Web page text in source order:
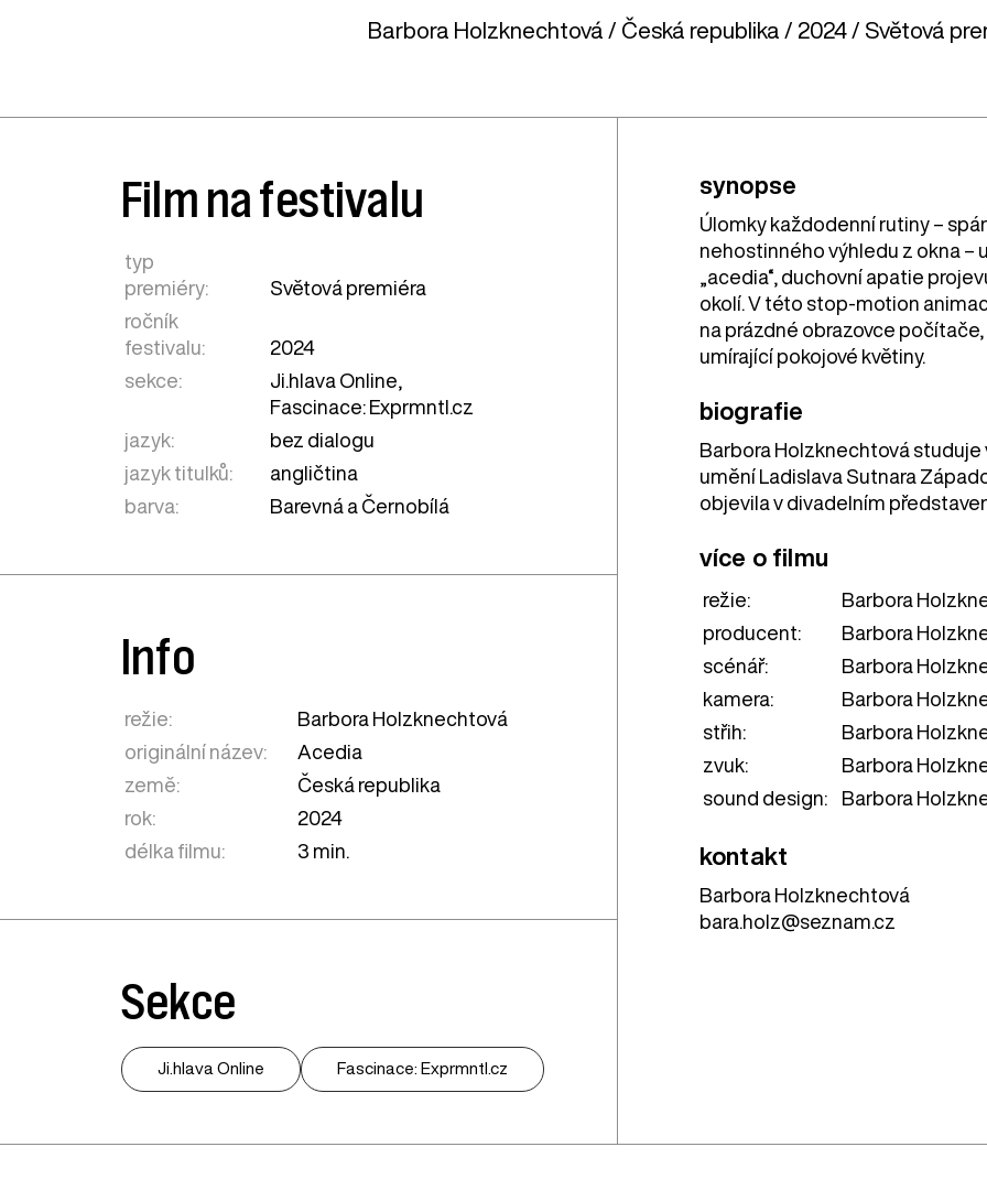
Barbora Holzknechtová / Česká republika / 2024 / Světová
synopse
Úlomky každodenní rutiny –
nehostinného výhledu z okna –
„acedia“, duchovní apatie
okolí. V této stop-motion
na prázdné obrazovce
umírající pokojové květiny.
biografie
Barbora Holzknechtová
umění Ladislava Sutnara
objevila v divadelním
více o filmu
režie:
Barbora
producent:
Barbora
scénář:
Barbora
kamera:
Barbora
střih:
Barbora
zvuk:
Barbora
sound design:
Barbora
kontakt
Barbora Holzknechtová
bara.holz@seznam.cz
Film na festivalu
typ
premiéry:
Světová premiéra
ročník
festivalu:
2024
sekce:
Ji.hlava Online
Fascinace: Exprmntl.cz
jazyk:
bez dialogu
jazyk titulků:
angličtina
barva:
Barevná a Černobílá
Info
režie:
Barbora Holzknechtová
originální název:
Acedia
země:
Česká republika
rok:
2024
délka filmu:
3 min.
Sekce
Ji.hlava Online Fascinace: Exprmntl.cz